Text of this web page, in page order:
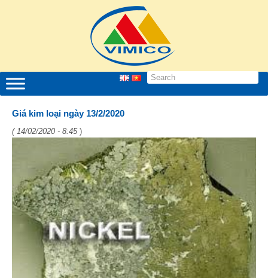
Giá kim loại ngày 13/2/2020
( 14/02/2020 - 8:45)